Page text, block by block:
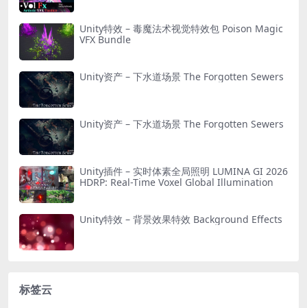
Unity特效 – 毒魔法术视觉特效包 Poison Magic
VFX Bundle
Unity资产 – 下水道场景 The Forgotten Sewers
Unity资产 – 下水道场景 The Forgotten Sewers
Unity插件 – 实时体素全局照明 LUMINA GI 2026
HDRP: Real-Time Voxel Global Illumination
Unity特效 – 背景效果特效 Background Effects
标签云